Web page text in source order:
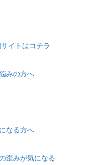
イトはコチラ
みの方へ
なる方へ
歪みが気になる